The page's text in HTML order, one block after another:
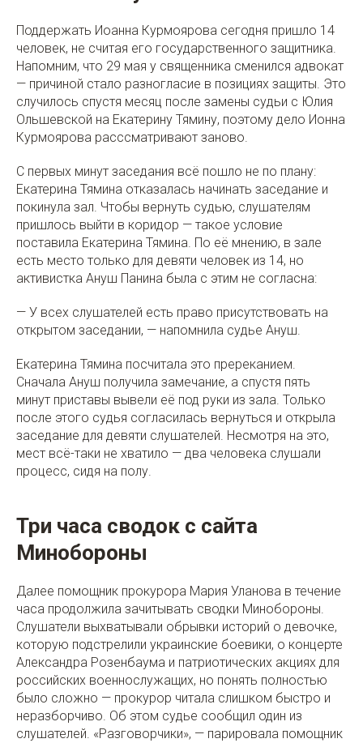
Поддержать Иоанна Курмоярова сегодня пришло 14
человек, не считая его государственного защитника.
Напомним, что 29 мая у священника сменился адвокат
— причиной стало разногласие в позициях защиты. Это
случилось спустя месяц после замены судьи с Юлия
Ольшевской на Екатерину Тямину, поэтому дело Ионна
Курмоярова расссматривают заново.
С первых минут заседания всё пошло не по плану:
Екатерина Тямина отказалась начинать заседание и
покинула зал. Чтобы вернуть судью, слушателям
пришлось выйти в коридор — такое условие
поставила Екатерина Тямина. По её мнению, в зале
есть место только для девяти человек из 14, но
активистка Ануш Панина была с этим не согласна:
— У всех слушателей есть право присутствовать на
открытом заседании, — напомнила судье Ануш.
Екатерина Тямина посчитала это пререканием.
Сначала Ануш получила замечание, а спустя пять
минут приставы вывели её под руки из зала. Только
после этого судья согласилась вернуться и открыла
заседание для девяти слушателей. Несмотря на это,
мест всё-таки не хватило — два человека слушали
процесс, сидя на полу.
Три часа сводок с сайта
Минобороны
Далее помощник прокурора Мария Уланова в течение
часа продолжила зачитывать сводки Минобороны.
Слушатели выхватывали обрывки историй о девочке,
которую подстрелили украинские боевики, о концерте
Александра Розенбаума и патриотических акциях для
российских военнослужащих, но понять полностью
было сложно — прокурор читала слишком быстро и
неразборчиво. Об этом судье сообщил один из
слушателей. «Разговорчики», — парировала помощник